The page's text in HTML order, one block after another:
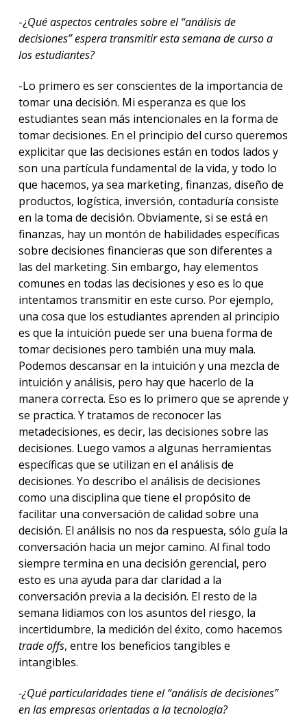
-¿Qué aspectos centrales sobre el “análisis de
decisiones” espera transmitir esta semana de curso a
los estudiantes?
-Lo primero es ser conscientes de la importancia de
tomar una decisión. Mi esperanza es que los
estudiantes sean más intencionales en la forma de
tomar decisiones. En el principio del curso queremos
explicitar que las decisiones están en todos lados y
son una partícula fundamental de la vida, y todo lo
que hacemos, ya sea marketing, finanzas, diseño de
productos, logística, inversión, contaduría consiste
en la toma de decisión. Obviamente, si se está en
finanzas, hay un montón de habilidades específicas
sobre decisiones financieras que son diferentes a
las del marketing. Sin embargo, hay elementos
comunes en todas las decisiones y eso es lo que
intentamos transmitir en este curso. Por ejemplo,
una cosa que los estudiantes aprenden al principio
es que la intuición puede ser una buena forma de
tomar decisiones pero también una muy mala.
Podemos descansar en la intuición y una mezcla de
intuición y análisis, pero hay que hacerlo de la
manera correcta. Eso es lo primero que se aprende y
se practica. Y tratamos de reconocer las
metadecisiones, es decir, las decisiones sobre las
decisiones. Luego vamos a algunas herramientas
específicas que se utilizan en el análisis de
decisiones. Yo describo el análisis de decisiones
como una disciplina que tiene el propósito de
facilitar una conversación de calidad sobre una
decisión. El análisis no nos da respuesta, sólo guía la
conversación hacia un mejor camino. Al final todo
siempre termina en una decisión gerencial, pero
esto es una ayuda para dar claridad a la
conversación previa a la decisión. El resto de la
semana lidiamos con los asuntos del riesgo, la
incertidumbre, la medición del éxito, como hacemos
trade offs, entre los beneficios tangibles e
intangibles.
-¿Qué particularidades tiene el “análisis de decisiones”
en las empresas orientadas a la tecnología?